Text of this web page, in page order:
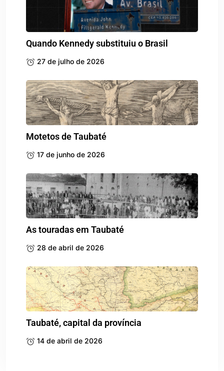
Quando Kennedy substituiu o Brasil
27 de julho de 2026
Motetos de Taubaté
17 de junho de 2026
As touradas em Taubaté
28 de abril de 2026
Taubaté, capital da província
14 de abril de 2026